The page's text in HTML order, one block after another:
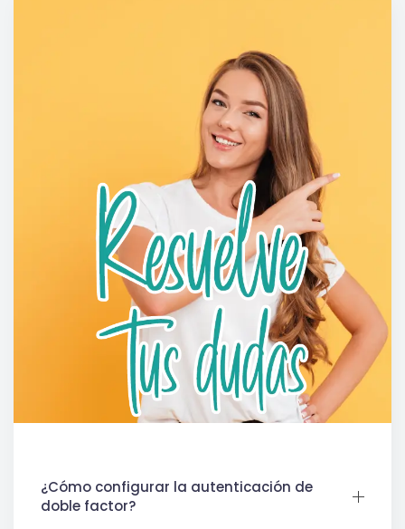
¿Cómo configurar la autenticación de
doble factor?